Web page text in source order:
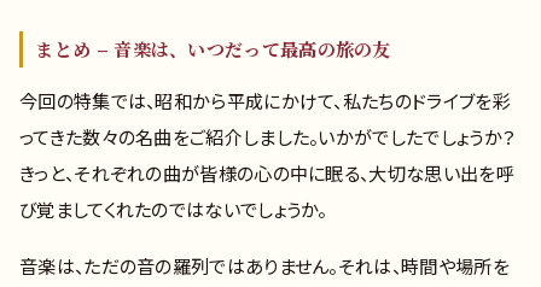
まとめ – 音楽は、いつだって最高の旅の友
今回の特集では、昭和から平成にかけて、私たちのドライブを彩
ってきた数々の名曲をご紹介しました。いかがでしたでしょうか？
きっと、それぞれの曲が皆様の心の中に眠る、大切な思い出を呼
び覚ましてくれたのではないでしょうか。
音楽は、ただの音の羅列ではありません。それは、時間や場所を